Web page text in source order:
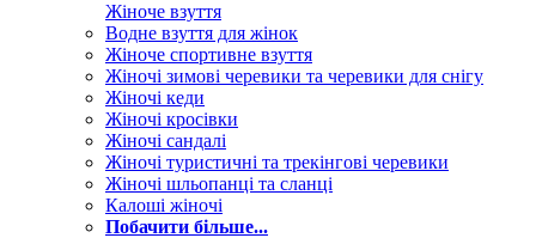
Жіноче взуття
Водне взуття для жінок
Жіноче спортивне взуття
Жіночі зимові черевики та черевики для снігу
Жіночі кеди
Жіночі кросівки
Жіночі сандалі
Жіночі туристичні та трекінгові черевики
Жіночі шльопанці та сланці
Калоші жіночі
Побачити більше...